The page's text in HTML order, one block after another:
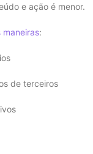
e ação é menor.
maneiras:
de terceiros